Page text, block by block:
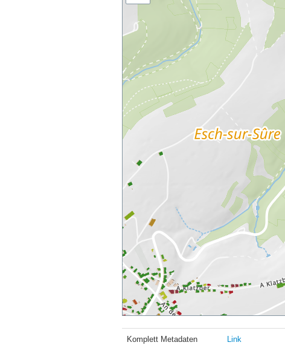
Komplett Metadaten Link